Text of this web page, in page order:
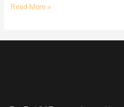
Read More »